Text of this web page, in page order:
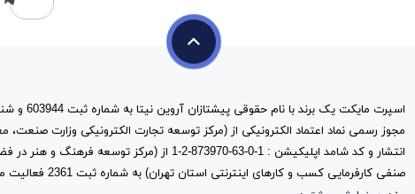
مجوز رسمی نماد اعتماد الکترونیکی از (مرکز توسعه تجارت الکترونیکی وزارت صنعت،
انتشار و کد شامد اپلیکیشن : 1-0-63-873970-2-1 از (مرکز
صنفی کارفرمایی کسب و